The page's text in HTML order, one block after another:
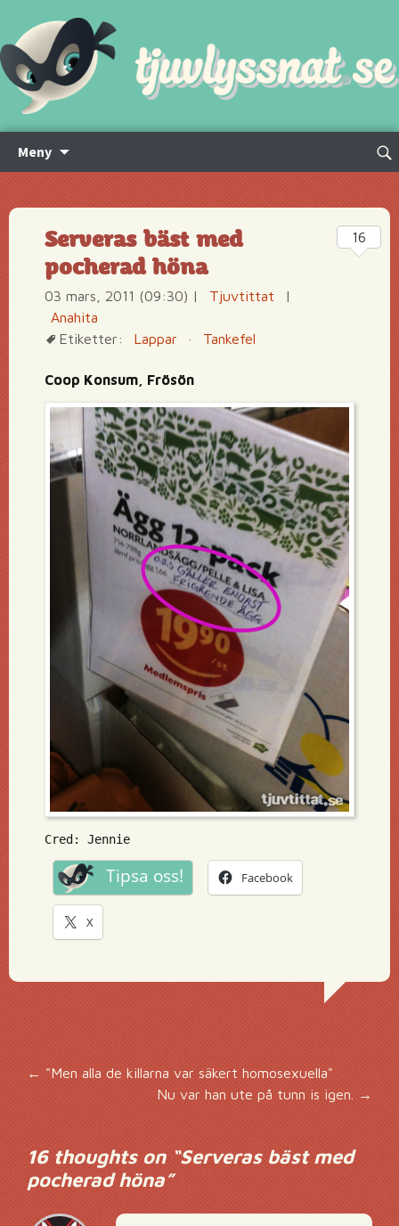
Meny
innehåll
Sök
Serveras bäst med
pocherad höna
03 mars, 2011 (09:30) | Tjuvtittat
|
Anahita
Etiketter:
Lappar · Tankefel
Coop Konsum, Frösön
Cred: Jennie
Tipsa oss! Facebook
X
16
Inläggsnavigering
← "Men alla de killarna var säkert homosexuella"
Nu var han ute på tunn is igen.→
16 thoughts on “Serveras bäst med
pocherad höna”